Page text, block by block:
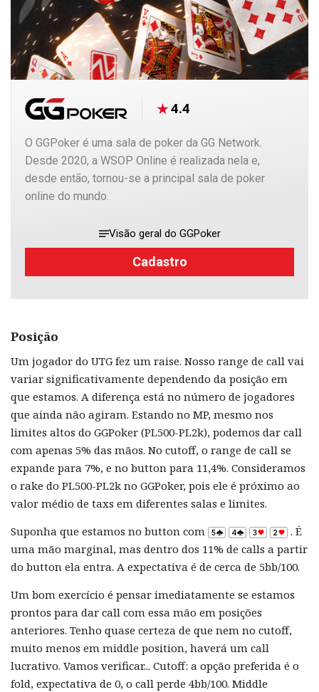
4.4
O GGPoker é uma sala de poker da GG Network.
Desde 2020, a WSOP Online é realizada nela e,
desde então, tornou-se a principal sala de poker
online do mundo.
Visão geral do GGPoker
Cadastro
Posição
Um jogador do UTG fez um raise. Nosso range de call vai
variar significativamente dependendo da posição em
que estamos. A diferença está no número de jogadores
que ainda não agiram. Estando no MP, mesmo nos
limites altos do GGPoker (PL500-PL2k), podemos dar call
com apenas 5% das mãos. No cutoff, o range de call se
expande para 7%, e no button para 11,4%. Consideramos
o rake do PL500-PL2k no GGPoker, pois ele é próximo ao
valor médio de taxs em diferentes salas e limites.
Suponha que estamos no button com
. É
uma mão marginal, mas dentro dos 11% de calls a partir
do button ela entra. A expectativa é de cerca de 5bb/100.
Um bom exercício é pensar imediatamente se estamos
prontos para dar call com essa mão em posições
anteriores. Tenho quase certeza de que nem no cutoff,
muito menos em middle position, haverá um call
lucrativo. Vamos verificar... Cutoff: a opção preferida é o
fold, expectativa de 0, o call perde 4bb/100. Middle